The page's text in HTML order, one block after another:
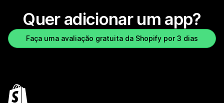
Quer adicionar um app?
Faça uma avaliação gratuita da Shopify por 3 dias